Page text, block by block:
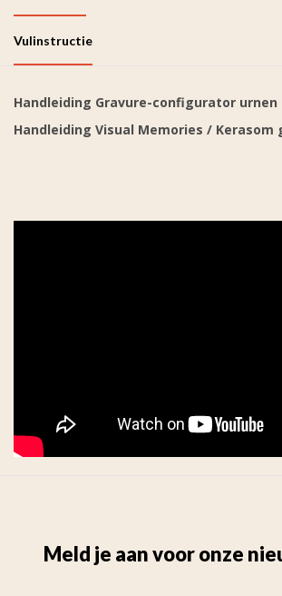
Vulinstructie
Handleiding Gravure-configurator urnen
Handleiding Visual Memories / Kerasom
Meld je aan voor onze